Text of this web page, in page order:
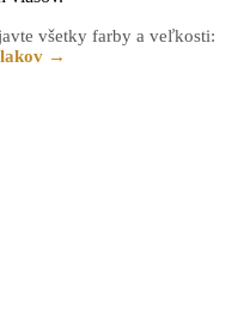
všetky farby a veľkosti:
→